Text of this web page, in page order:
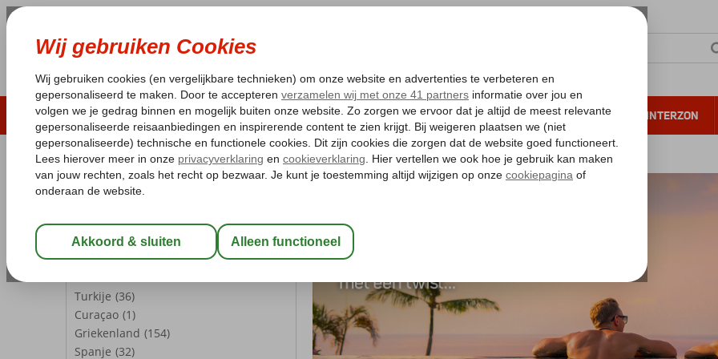
LAST MINUTE ZOMER 2026 ZONVAKANTIE VERRE REIZEN ALL INCLUSIVE WINTERZON
Pakketgarantie Laagsteprijsgarantie* Gratis annuleren*
REISGEZELSCHAP
Wijzig Reisgezelschap
Turkije (36)
Curaçao (1)
Griekenland (154)
Spanje (32)